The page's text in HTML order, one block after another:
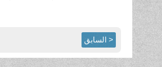
< السابق